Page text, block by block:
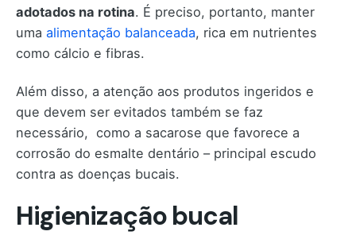
adotados na rotina. É preciso, portanto, manter
uma alimentação balanceada, rica em nutrientes
como cálcio e fibras.
Além disso, a atenção aos produtos ingeridos e
que devem ser evitados também se faz
necessário, como a sacarose que favorece a
corrosão do esmalte dentário – principal escudo
contra as doenças bucais.
Higienização bucal